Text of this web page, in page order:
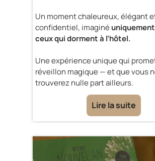
Un moment chaleureux, élégant
confidentiel, imaginé
ceux qui dorment à l’hôtel.
Une expérience unique qui
réveillon magique — et que vous
trouverez nulle part ailleurs.
Lire la suite